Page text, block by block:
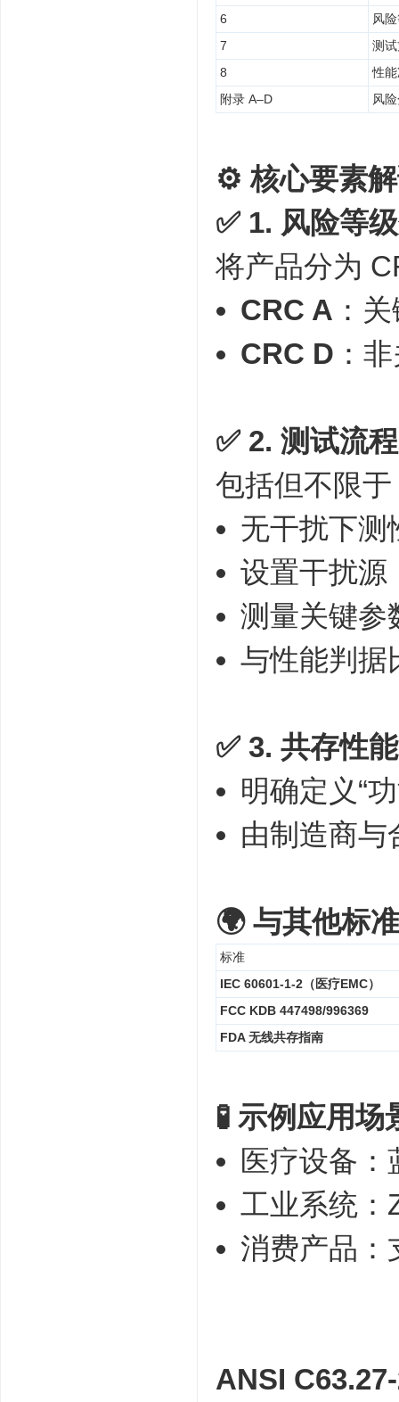
6
风
7
测
8
性
附录 A–D
风
⚙️核心要素
✅ 1. 风险等
将产品分为
CRC A ：
CRC D ：
✅ 2. 测试流
包括但不限于
无干扰下测
设置干扰源
测量关键参
与性能判据
✅ 3. 共存性
明确定义“
由制造商与
🌍 与其他标
标准
IEC 60601-1-2（医疗EMC）
FCC KDB 447498/996369
FDA 无线共存指南
🧪 示例应用场
医疗设备
工业系统：
消费产品：
ANSI